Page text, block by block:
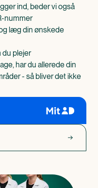
ind, beder vi også
nummer
læg din ønskede
du plejer
har du allerede din
- så bliver det ikke